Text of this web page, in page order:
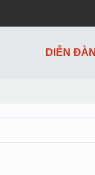
DIỄN ĐÀN